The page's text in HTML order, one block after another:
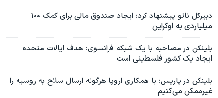
دبیرکل ناتو پیشنهاد کرد: ایجاد صندوق مالی برای کمک‌ ۱۰۰
میلیاردی به اوکراین
بلینکن در مصاحبه‌ با یک شبکه فرانسوی: هدف ایالات متحده
ایجاد یک کشور فلسطینی است
بلینکن در پاریس: با همکاری اروپا هرگونه ارسال سلاح به روسیه را
غیرممکن می‌کنیم